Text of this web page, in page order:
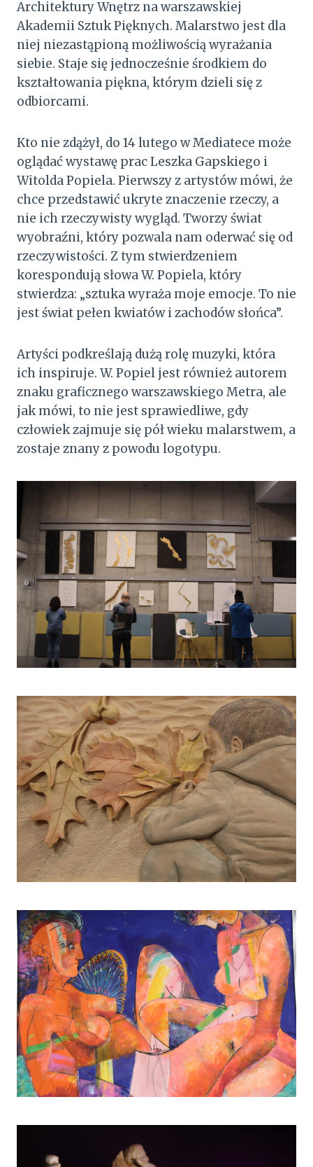
Architektury Wnętrz na warszawskiej
Akademii Sztuk Pięknych. Malarstwo jest dla
niej niezastąpioną możliwością wyrażania
siebie. Staje się jednocześnie środkiem do
kształtowania piękna, którym dzieli się z
odbiorcami.
Kto nie zdążył, do 14 lutego w Mediatece może
oglądać wystawę prac Leszka Gapskiego i
Witolda Popiela. Pierwszy z artystów mówi, że
chce przedstawić ukryte znaczenie rzeczy, a
nie ich rzeczywisty wygląd. Tworzy świat
wyobraźni, który pozwala nam oderwać się od
rzeczywistości. Z tym stwierdzeniem
korespondują słowa W. Popiela, który
stwierdza: „sztuka wyraża moje emocje. To nie
jest świat pełen kwiatów i zachodów słońca”.
Artyści podkreślają dużą rolę muzyki, która
ich inspiruje. W. Popiel jest również autorem
znaku graficznego warszawskiego Metra, ale
jak mówi, to nie jest sprawiedliwe, gdy
człowiek zajmuje się pół wieku malarstwem, a
zostaje znany z powodu logotypu.